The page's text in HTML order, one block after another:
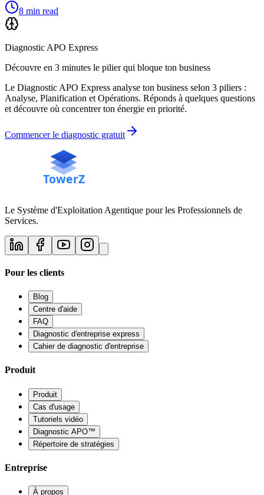
8 min read
Diagnostic APO Express
Découvre en 3 minutes le pilier qui bloque ton business
Le Diagnostic APO Express analyse ton business selon 3 piliers :
Analyse, Planification et Opérations. Réponds à quelques questions
et découvre où concentrer ton énergie en priorité.
Commencer le diagnostic gratuit
Le Système d'Exploitation Agentique pour les Professionnels de
Services.
Pour les clients
Blog
Centre d'aide
FAQ
Diagnostic d'entreprise express
Cahier de diagnostic d'entreprise
Produit
Produit
Cas d'usage
Tutoriels vidéo
Diagnostic APO™
Répertoire de stratégies
Entreprise
À propos